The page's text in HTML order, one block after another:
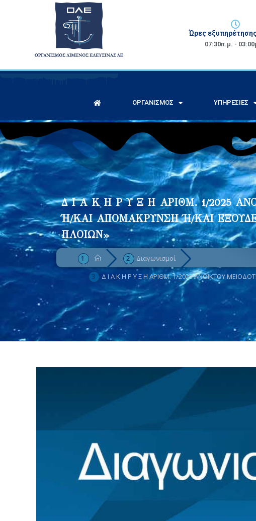
Ώρες
07:30π.μ. -
ΟΡΓΑΝΙΣΜΌΣ ΥΠΗΡΕΣΊΕΣ
Δ Ι Α Κ Η Ρ Υ Ξ Η ΑΡΙΘΜ. 1/2025
Ή/ΚΑΙ ΑΠΟΜΑΚΡΥΝΣΗ Ή/ΚΑΙ
ΠΛΟΙΩΝ»
Διαγωνισμοί
Δ Ι Α Κ Η Ρ Υ Ξ Η ΑΡΙΘΜ. 1/2025 ΑΝΟΙΚΤΟΥ